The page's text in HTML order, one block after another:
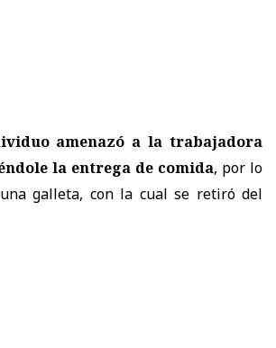
amenazó a la trabajadora
la entrega de comida, por lo
galleta, con la cual se retiró del